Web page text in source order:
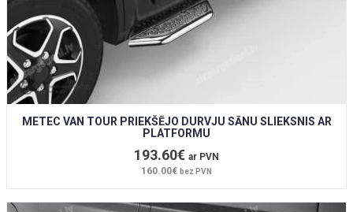
METEC VAN TOUR PRIEKŠĒJO DURVJU SĀNU SLIEKSNIS AR
PLATFORMU
193.60€ ar PVN
160.00€ bez PVN